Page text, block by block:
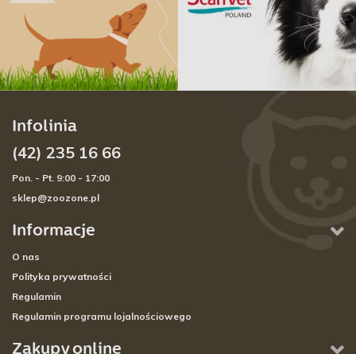
Informacje
O nas
Polityka prywatności
Regulamin
Regulamin programu lojalnościowego
Zakupy online
Infolinia
(42) 235 16 66
Pon. - Pt. 9:00 - 17:00
sklep@zoozone.pl